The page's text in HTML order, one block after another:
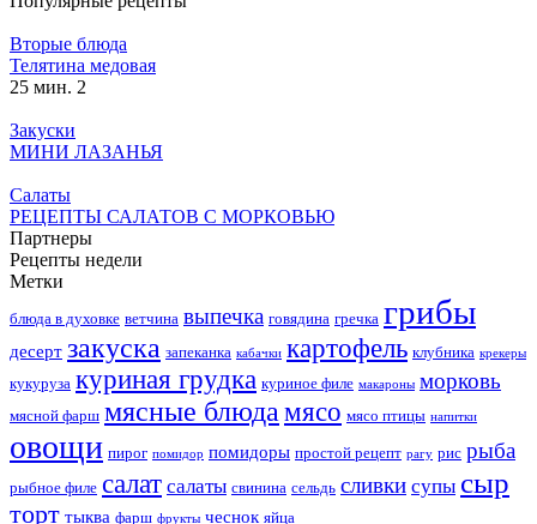
Вторые блюда
Телятина медовая
25 мин. 2
Закуски
МИНИ ЛАЗАНЬЯ
Салаты
РЕЦЕПТЫ САЛАТОВ С МОРКОВЬЮ
Партнеры
Рецепты недели
Метки
блюда в духовке ветчина выпечка говядина гречка грибы
десерт закуска запеканка кабачки картофель клубника крекеры
кукуруза куриная грудка куриное филе макароны морковь
мясной фарш мясные блюда мясо мясо птицы напитки
овощи пирог помидор помидоры простой рецепт рагу рис рыба
рыбное филе салат салаты свинина сельдь сливки супы сыр
торт тыква фарш фрукты чеснок яйца